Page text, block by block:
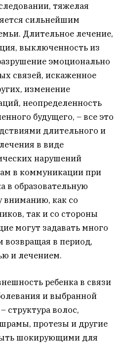
тяжелая
сильнейшим
Длительное лечение,
выключенность из
эмоционально
связей, искаженное
изменение
неопределенность
будущего, – все это
длительного и
в виде
нарушений
в коммуникации при
в образовательную
как со
так и со стороны
могут задавать много
возвращая в период,
и лечением.
ребенка в связи
и выбранной
структура волос,
протезы и другие
шокирующими для